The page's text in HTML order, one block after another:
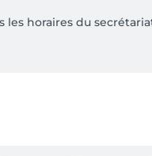
les horaires du